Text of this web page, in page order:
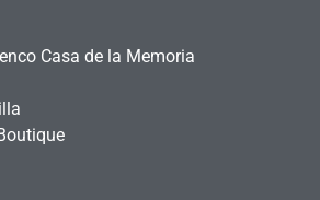
Casa de la Memoria